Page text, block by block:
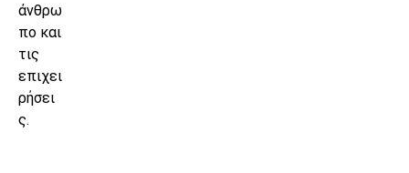
άνθρω
πο και
τις
επιχει
ρήσει
ς.